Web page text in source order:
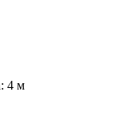
4 м